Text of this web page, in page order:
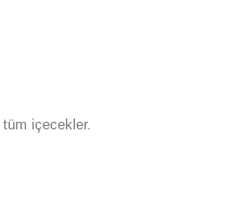
içecekler.